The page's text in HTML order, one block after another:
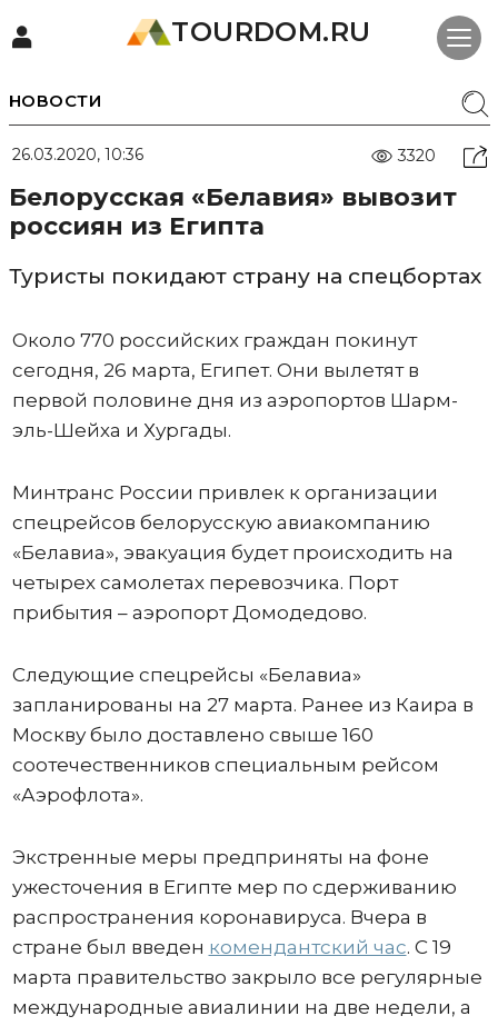
TOURDOM.RU
НОВОСТИ
26.03.2020, 10:36 3320
Белорусская «Белавия» вывозит
россиян из Египта
Туристы покидают страну на спецбортах
Около 770 российских граждан покинут
сегодня, 26 марта, Египет. Они вылетят в
первой половине дня из аэропортов Шарм-
эль-Шейха и Хургады.
Минтранс России привлек к организации
спецрейсов белорусскую авиакомпанию
«Белавиа», эвакуация будет происходить на
четырех самолетах перевозчика. Порт
прибытия – аэропорт Домодедово.
Следующие спецрейсы «Белавиа»
запланированы на 27 марта. Ранее из Каира в
Москву было доставлено свыше 160
соотечественников специальным рейсом
«Аэрофлота».
Экстренные меры предприняты на фоне
ужесточения в Египте мер по сдерживанию
распространения коронавируса. Вчера в
стране был введен комендантский час. С 19
марта правительство закрыло все регулярные
международные авиалинии на две недели, а